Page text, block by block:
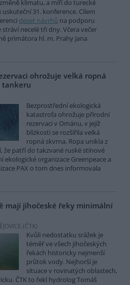
klimatu, a míří do turecké
31. konference. Cílem
deset návrhů na podporu
necelé tři dny. Včera večer
primátora hl. m. Prahy Jana
ohrožuje velká ropná
tankeru
Bezprostřední ekologická
katastrofa ohrožuje přírodní
rezervaci v Ománu, v jejíž
blízkosti se rozšířila velká
ropná skvrna. Ropa unikla z
že patří do takzvané ruské stínové
ekologické organizace Greenpeace a
PAX o tom dnes informovala
mají jihočeské řeky minimální
(ČTK)
Kvůli nedostatku srážek je
téměř ve všech jihočeských
řekách historicky nejmenší
průtok vody. Nejhorší je
situace v rovinatých oblastech,
ČTK to řekl hydrolog Tomáš